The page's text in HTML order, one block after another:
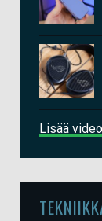
Lisää